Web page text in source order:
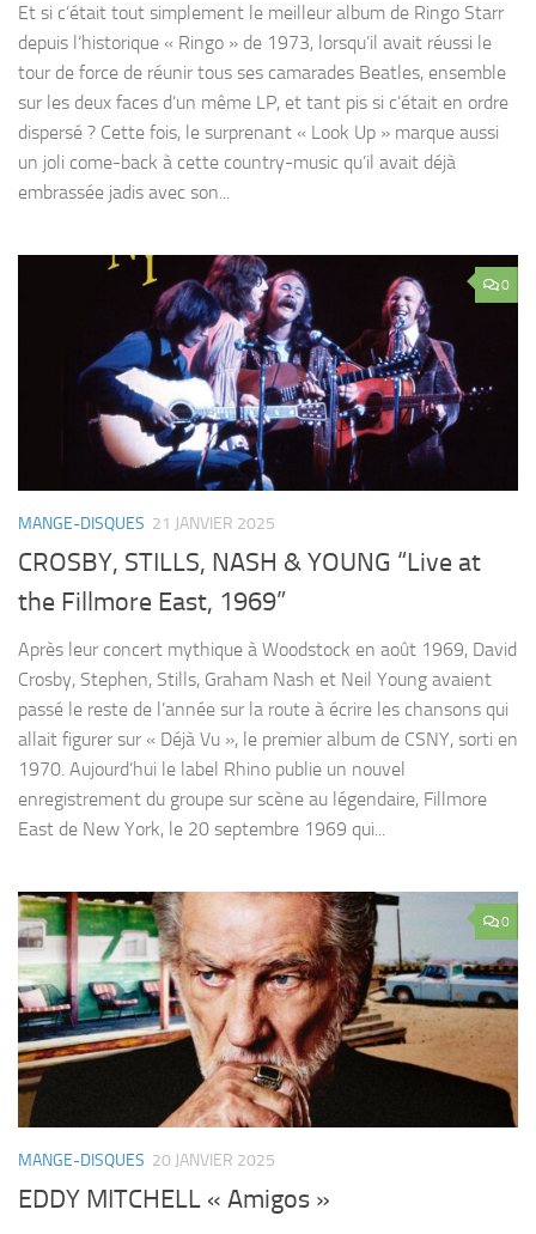
Et si c’était tout simplement le meilleur album de Ringo Starr
depuis l‘historique « Ringo » de 1973, lorsqu’il avait réussi le
tour de force de réunir tous ses camarades Beatles, ensemble
sur les deux faces d’un même LP, et tant pis si c’était en ordre
dispersé ? Cette fois, le surprenant « Look Up » marque aussi
un joli come-back à cette country-music qu’il avait déjà
embrassée jadis avec son...
0
MANGE-DISQUES 21 JANVIER 2025
CROSBY, STILLS, NASH & YOUNG “Live at
the Fillmore East, 1969”
Après leur concert mythique à Woodstock en août 1969, David
Crosby, Stephen, Stills, Graham Nash et Neil Young avaient
passé le reste de l’année sur la route à écrire les chansons qui
allait figurer sur « Déjà Vu », le premier album de CSNY, sorti en
1970. Aujourd’hui le label Rhino publie un nouvel
enregistrement du groupe sur scène au légendaire, Fillmore
East de New York, le 20 septembre 1969 qui...
0
MANGE-DISQUES 20 JANVIER 2025
EDDY MITCHELL « Amigos »